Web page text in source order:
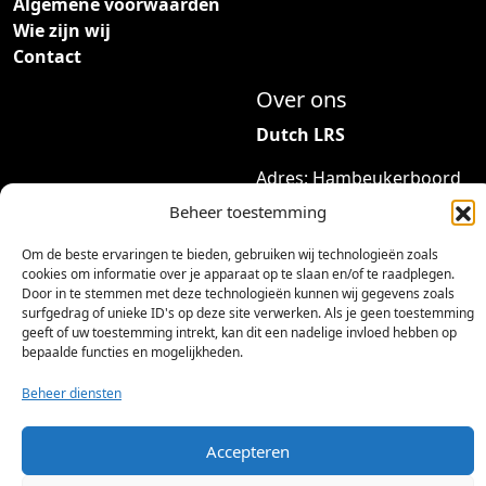
Beheer toestemming
Om de beste ervaringen te bieden, gebruiken wij technologieën zoals
cookies om informatie over je apparaat op te slaan en/of te raadplegen.
Door in te stemmen met deze technologieën kunnen wij gegevens zoals
surfgedrag of unieke ID's op deze site verwerken. Als je geen toestemming
geeft of uw toestemming intrekt, kan dit een nadelige invloed hebben op
bepaalde functies en mogelijkheden.
Beheer diensten
Accepteren
o
t
7
3
9
,
9
5
d
e
r
t
i
e
s
.
e
z
Wie zijn wij
Contact
Over ons
Dutch LRS
Adres: Hambeukerboord
35
6418BP Heerlen
(geen bezoekadres)
info@dutchlrs.nl
+31 45 2123953